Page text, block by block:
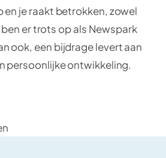
en je raakt betrokken, zowel
ben er trots op als Newspark
ook, een bijdrage levert aan
persoonlijke ontwikkeling.